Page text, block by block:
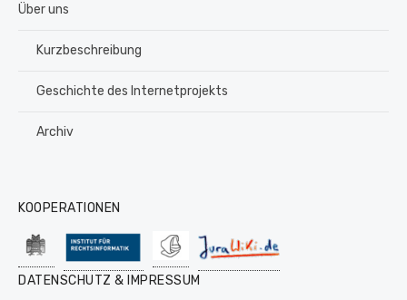
Über uns
Kurzbeschreibung
Geschichte des Internetprojekts
Archiv
KOOPERATIONEN
DATENSCHUTZ & IMPRESSUM